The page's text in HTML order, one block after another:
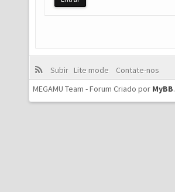
Subir Lite mode
Contate-nos
MEGAMU Team - Forum Criado por MyBB.